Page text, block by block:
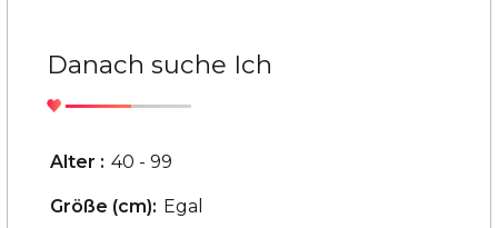
Danach suche Ich
Alter : 40 - 99
Größe (cm): Egal